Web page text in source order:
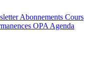
Abonnements Cours
OPA Agenda